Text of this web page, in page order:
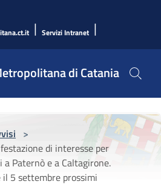
| Servizi Intranet |
di Catania
>
di interesse per
a Paternò e a Caltagirone.
il 5 settembre prossimi